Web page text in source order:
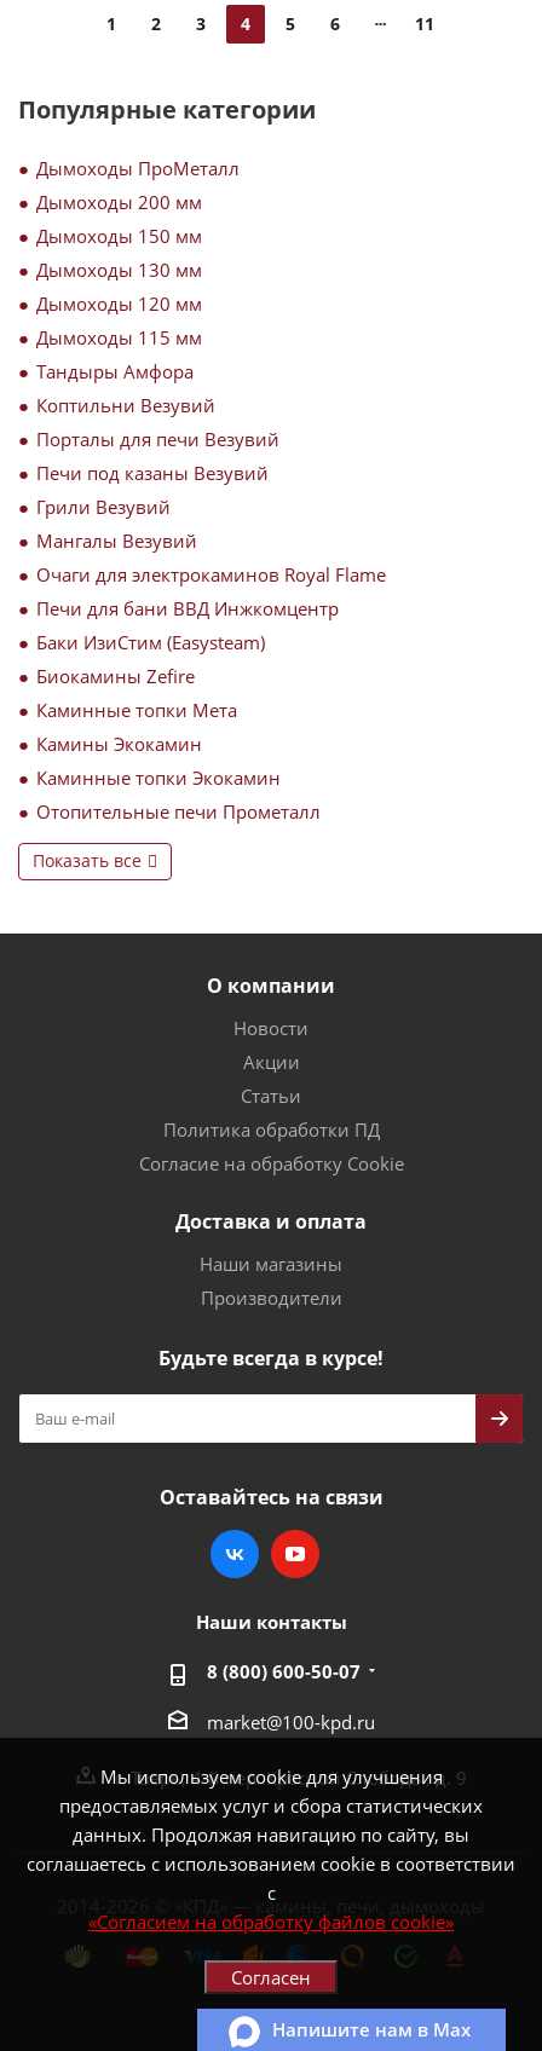
Мы используем cookie для улучшения
предоставляемых услуг и сбора статистических
данных. Продолжая навигацию по сайту, вы
соглашаетесь с использованием cookie в соответствии
с
«Согласием на обработку файлов cookie»
Согласен
Напишите нам в Max
1 2 3 4 5 6 11
Популярные категории
Дымоходы ПроМеталл
Дымоходы 200 мм
Дымоходы 150 мм
Дымоходы 130 мм
Дымоходы 120 мм
Дымоходы 115 мм
Тандыры Амфора
Коптильни Везувий
Порталы для печи Везувий
Печи под казаны Везувий
Грили Везувий
Мангалы Везувий
Очаги для электрокаминов Royal Flame
Печи для бани ВВД Инжкомцентр
Баки ИзиСтим (Easysteam)
Биокамины Zefire
Каминные топки Мета
Камины Экокамин
Каминные топки Экокамин
Отопительные печи Прометалл
Показать все
О компании
Новости
Акции
Статьи
Политика обработки ПД
Согласие на обработку Cookie
Доставка и оплата
Наши магазины
Производители
Будьте всегда в курсе!
Оставайтесь на связи
Наши контакты
8 (800) 600-50-07
market@100-kpd.ru
г. Тверь, 4-й пер. Красной Слободы, д. 9
2014-2026 © «КПД» — камины, печи, дымоходы